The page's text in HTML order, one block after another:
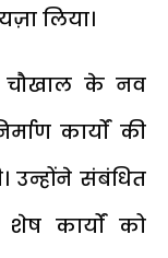
लिया।
चौखाल के नव
कार्यों की
उन्होंने संबंधित
शेष कार्यों को